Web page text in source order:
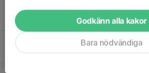
Gemensam försäsongsträning
29 maj, 17:51
OEM förlänger med 5 år
Godkänn alla kakor
Bara nödvändiga